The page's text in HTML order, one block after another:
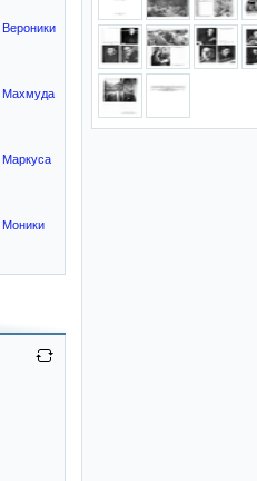
Вероники
Махмуда
Маркуса
Моники